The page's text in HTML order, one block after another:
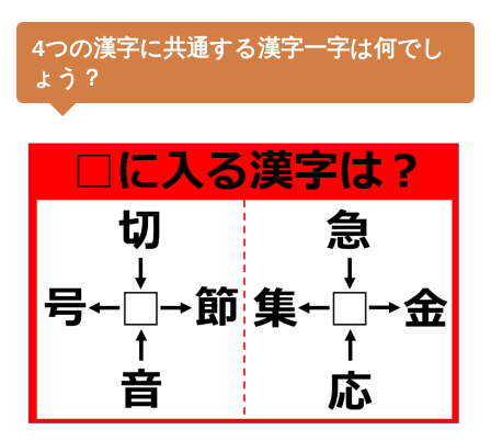
4つの漢字に共通する漢字一字は何でし
ょう？